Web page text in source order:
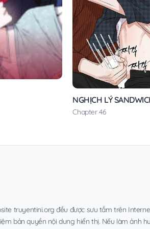
NGHỊCH LÝ
Chapter 46
truyentini.org đều được sưu tầm trên
bản quyền nội dung hiển thị. Nếu làm ảnh